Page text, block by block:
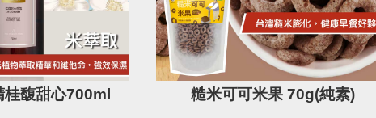
桂馥甜心700ml 糙米可可米果 70g(純素)